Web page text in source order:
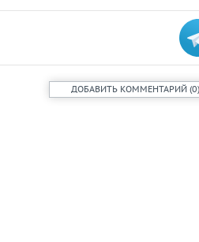
ДОБАВИТЬ КОММЕНТАРИЙ (0)